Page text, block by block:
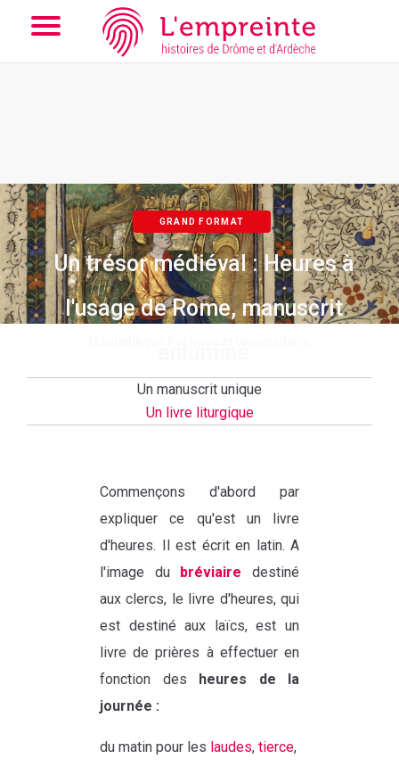
Array ( [slug] => parcoursd [slugex] => un-tresor-medieval--
heures-a-l-usage-de-rome-manuscrit-enlumine [pagep] => 2 )
Add the new slick-theme.css if you want the default styling
GRAND FORMAT
Un trésor médiéval : Heures à
l'usage de Rome, manuscrit
Un manuscrit unique
Un livre liturgique
Commençons d'abord par
expliquer ce qu'est un livre
d'heures. Il est écrit en latin. A
l'image du bréviaire destiné
aux clercs, le livre d'heures, qui
est destiné aux laïcs, est un
livre de prières à effectuer en
fonction des heures de la
journée :
du matin pour les laudes, tierce,